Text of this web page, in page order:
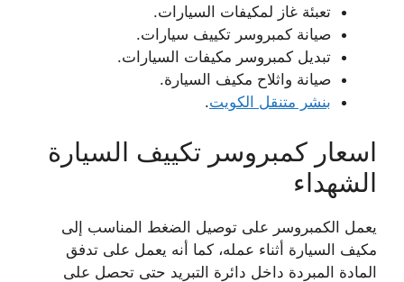
تعبئة غاز لمكيفات السيارات.
صيانة كمبروسر تكييف سيارات.
تبديل كمبروسر مكيفات السيارات.
صيانة واثلاح مكيف السيارة.
بنشر متنقل الكويت.
اسعار كمبروسر تكييف السيارة
الشهداء
يعمل الكمبروسر على توصيل الضغط المناسب إلى
مكيف السيارة أثناء عمله، كما أنه يعمل على تدفق
المادة المبردة داخل دائرة التبريد حتى تحصل على